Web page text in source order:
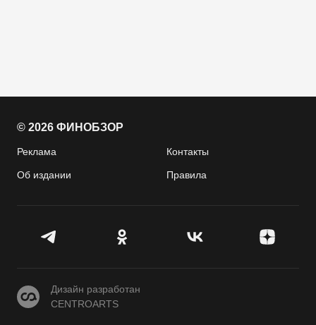
© 2026 ФИНОБЗОР
Реклама Контакты
Об издании Правила
CENTROARTS